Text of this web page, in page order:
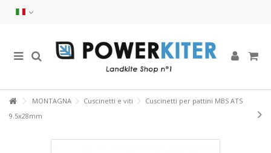
MONTAGNA Cuscinetti e viti
Cuscinetti per pattini MBS ATS
9.5x28mm